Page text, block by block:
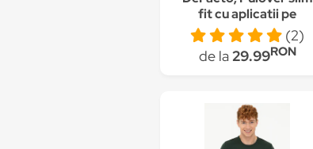
fit cu aplicatii pe
coate, Gri antracit
(2)
de la29.99RON